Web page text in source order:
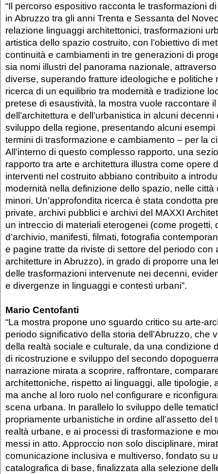
“Il percorso espositivo racconta le trasformazioni
in Abruzzo tra gli anni Trenta e Sessanta del
relazione linguaggi architettonici, trasformazioni
artistica dello spazio costruito, con l’obiettivo di
continuità e cambiamenti in tre generazioni di
sia nomi illustri del panorama nazionale,
diverse, superando fratture ideologiche e politiche
ricerca di un equilibrio tra modernità e tradizione
pretese di esaustività, la mostra vuole raccontare
dell’architettura e dell’urbanistica in alcuni
sviluppo della regione, presentando alcuni esempi
termini di trasformazione e cambiamento – per la
All’interno di questo complesso rapporto, una
rapporto tra arte e architettura illustra come opere
interventi nel costruito abbiano contribuito a
modernità nella definizione dello spazio, nelle città
minori. Un’approfondita ricerca è stata condotta
private, archivi pubblici e archivi del MAXXI
un intreccio di materiali eterogenei (come progetti,
d’archivio, manifesti, filmati, fotografia
e pagine tratte da riviste di settore del periodo con
architetture in Abruzzo), in grado di proporre una
delle trasformazioni intervenute nei decenni,
e divergenze in linguaggi e contesti urbani”.
Mario Centofanti
“La mostra propone uno sguardo critico su arte-
periodo significativo della storia dell’Abruzzo, che
della realtà sociale e culturale, da una condizione
di ricostruzione e sviluppo del secondo
narrazione mirata a scoprire, raffrontare,
architettoniche, rispetto ai linguaggi, alle tipologie,
ma anche al loro ruolo nel configurare e
scena urbana. In parallelo lo sviluppo delle
propriamente urbanistiche in ordine all’assetto del
realtà urbane, e ai processi di trasformazione e
messi in atto. Approccio non solo disciplinare,
comunicazione inclusiva e multiverso, fondato su
catalografica di base, finalizzata alla selezione